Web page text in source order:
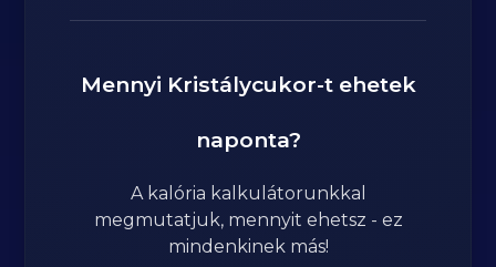
Mennyi Kristálycukor-t ehetek
naponta?
A kalória kalkulátorunkkal
megmutatjuk, mennyit ehetsz - ez
mindenkinek más!